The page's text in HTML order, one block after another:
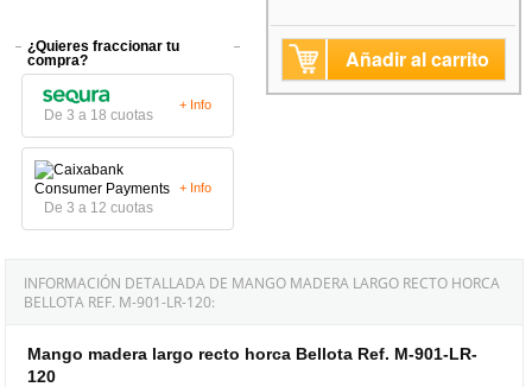
¿Quieres fraccionar tu
compra?
De 3 a 18 cuotas
+ Info
De 3 a 12 cuotas
+ Info
Añadir al carrito
INFORMACIÓN DETALLADA DE MANGO MADERA LARGO RECTO HORCA
BELLOTA REF. M-901-LR-120:
Mango madera largo recto horca Bellota Ref. M-901-LR-
120